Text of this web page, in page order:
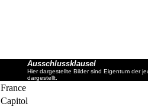
Ausschlussklausel
Hier dargestellte Bilder sind Eigentum der
dargestellt.
France
Capitol